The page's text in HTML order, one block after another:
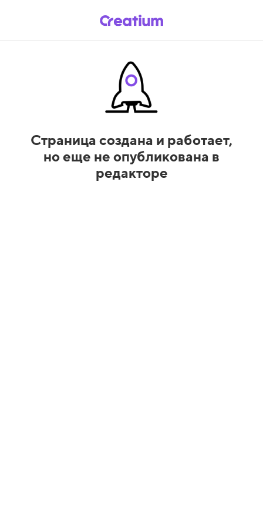
Страница создана и работает,
но еще не опубликована в
редакторе